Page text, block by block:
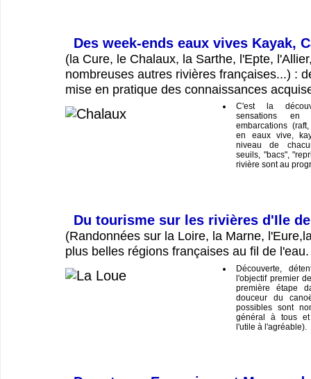
Des week-ends eaux vives Kayak,
(la Cure, le Chalaux, la Sarthe, l'Epte,
nombreuses autres rivières françaises...) :
mise en pratique des connaissances
C'est la
sensations en
embarcations
en eaux vive,
niveau de
seuils, "bacs",
rivière sont au
Du tourisme sur les rivières d'Ile
(Randonnées sur la Loire, la Marne,
plus belles régions françaises au fil de l'eau.
Découverte,
l'objectif premier
première étape
douceur du
possibles sont
général à tous
l'utile à l'agréable).